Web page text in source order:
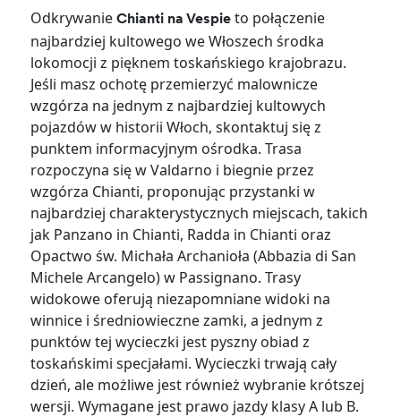
OdkrywanieChianti na Vespie to połączenie
najbardziej kultowego we Włoszech środka
lokomocji z pięknem toskańskiego krajobrazu.
Jeśli masz ochotę przemierzyć malownicze
wzgórza na jednym z najbardziej kultowych
pojazdów w historii Włoch, skontaktuj się z
punktem informacyjnym ośrodka. Trasa
rozpoczyna się w Valdarno i biegnie przez
wzgórza Chianti, proponując przystanki w
najbardziej charakterystycznych miejscach, takich
jak Panzano in Chianti, Radda in Chianti oraz
Opactwo św. Michała Archanioła (Abbazia di San
Michele Arcangelo) w Passignano. Trasy
widokowe oferują niezapomniane widoki na
winnice i średniowieczne zamki, a jednym z
punktów tej wycieczki jest pyszny obiad z
toskańskimi specjałami. Wycieczki trwają cały
dzień, ale możliwe jest również wybranie krótszej
wersji. Wymagane jest prawo jazdy klasy A lub B.